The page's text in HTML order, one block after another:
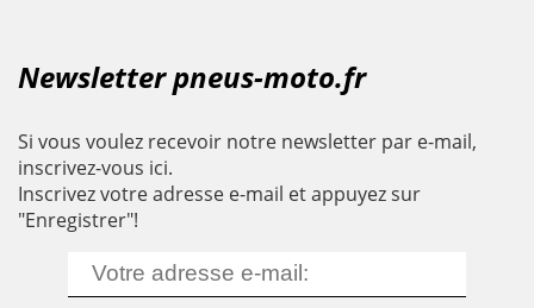
Newsletter pneus-moto.fr
Si vous voulez recevoir notre newsletter par e-mail,
inscrivez-vous ici.
Inscrivez votre adresse e-mail et appuyez sur
"Enregistrer"!